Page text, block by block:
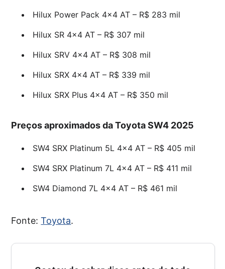
Hilux Power Pack 4×4 AT – R$ 283 mil
Hilux SR 4×4 AT – R$ 307 mil
Hilux SRV 4×4 AT – R$ 308 mil
Hilux SRX 4×4 AT – R$ 339 mil
Hilux SRX Plus 4×4 AT – R$ 350 mil
Preços aproximados da Toyota SW4 2025
SW4 SRX Platinum 5L 4×4 AT – R$ 405 mil
SW4 SRX Platinum 7L 4×4 AT – R$ 411 mil
SW4 Diamond 7L 4×4 AT – R$ 461 mil
Fonte:Toyota.